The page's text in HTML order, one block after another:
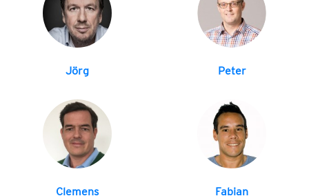
Jörg Peter
Clemens Fabian